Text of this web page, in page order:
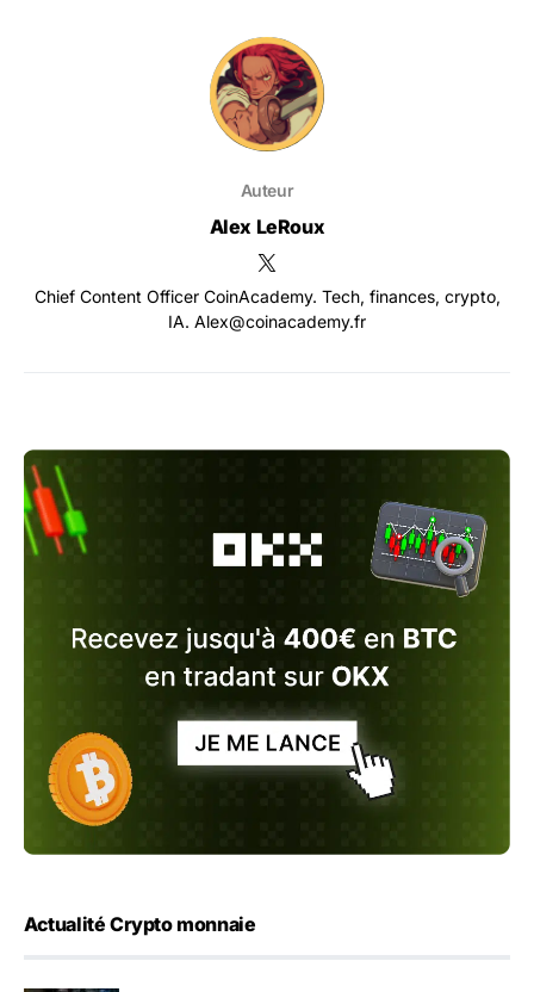
Auteur
Alex LeRoux
Chief Content Officer CoinAcademy. Tech, finances, crypto,
IA. Alex@coinacademy.fr
Actualité Crypto monnaie